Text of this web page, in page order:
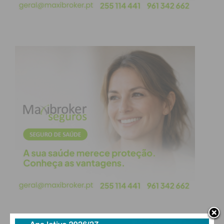
porta de saída, face aos sucessivos incumprimentos
Com a deliberação hoje tomada em sede da Câmara
Municipal (e que será a seguir objeto de votação
por parte da Assembleia Municipal), é dado o
primeiro passo na rescisão do contrato, que
culminará com o regresso da concessão à esfera
municipal.
PSD UMA VEZ MAIS DEFRAUDA POPULAÇÃO
Ao contrário do que seria expetável, tendo em
conta a estrondosa responsabilidade em todo este